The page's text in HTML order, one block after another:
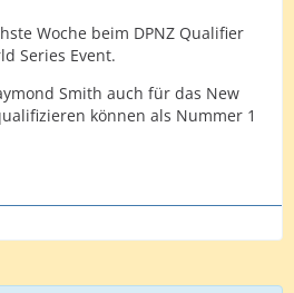
Woche beim DPNZ Qualifier
Series Event.
Smith auch für das New
können als Nummer 1